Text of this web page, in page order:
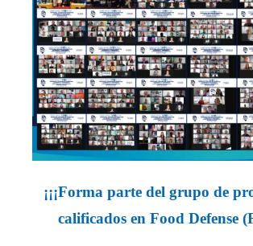
¡¡¡Forma parte del grupo de
calificados en Food Defense